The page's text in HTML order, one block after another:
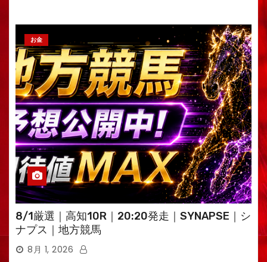
お金
8/1厳選｜高知10R｜20:20発走｜SYNAPSE｜シ
ナプス｜地方競馬
8月 1, 2026